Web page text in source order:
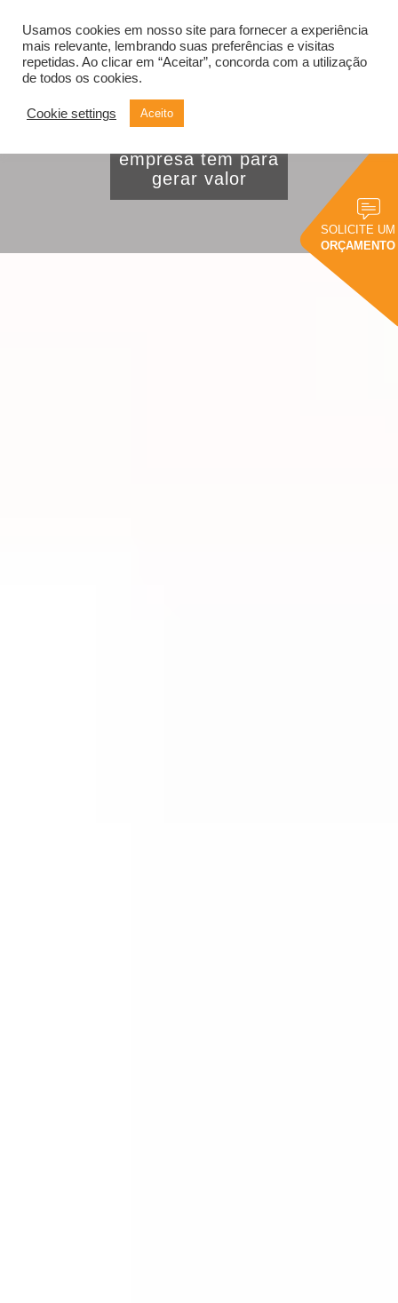
SOLICITE UM
ORÇAMENTO
Alternar
Saiba como usar os
empresa tem para
gerar valor
Usamos cookies em nosso site para fornecer a experiência
mais relevante, lembrando suas preferências e visitas
repetidas. Ao clicar em “Aceitar”, concorda com a utilização
de todos os cookies.
Cookie settings Aceito